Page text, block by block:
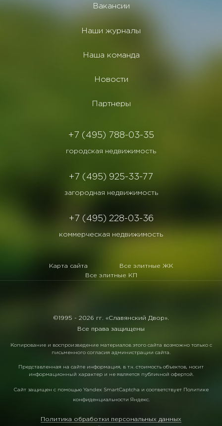
Вакансии
Наши журналы
Наша команда
Новости
Партнеры
+7 (495) 788-03-35
городская недвижимость
+7 (495) 925-33-77
загородная недвижимость
+7 (495) 228-03-36
коммерческая недвижимость
Карта сайта
Все элитные ЖК
Все элитные КП
©1995 - 2026 гг. «Славянский Двор».
Все права защищены
Копирование и воспроизведение материалов этого сайта возможно только с
письменного согласия администрации сайта.
Представленная на сайте информация, в т.ч. стоимость объектов, носит
информационный характер и не является публичной офертой.
Сайт защищен с помощью Yandex SmartCaptcha и соответствует Политике
конфиденциальности Яндекс.
Политика обработки персональных данных